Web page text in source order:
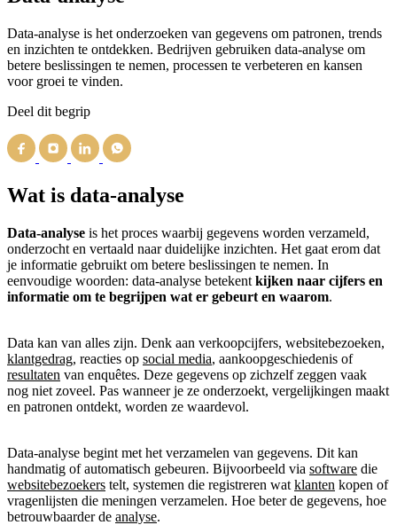
Data-analyse is het onderzoeken van gegevens om patronen, trends
en inzichten te ontdekken. Bedrijven gebruiken data-analyse om
betere beslissingen te nemen, processen te verbeteren en kansen
voor groei te vinden.
Deel dit begrip
Wat is data-analyse
Data-analyse is het proces waarbij gegevens worden verzameld,
onderzocht en vertaald naar duidelijke inzichten. Het gaat erom dat
je informatie gebruikt om betere beslissingen te nemen. In
eenvoudige woorden: data-analyse betekent kijken naar cijfers en
informatie om te begrijpen wat er gebeurt en waarom.
Data kan van alles zijn. Denk aan verkoopcijfers, websitebezoeken,
klantgedrag, reacties op social media, aankoopgeschiedenis of
resultaten van enquêtes. Deze gegevens op zichzelf zeggen vaak
nog niet zoveel. Pas wanneer je ze onderzoekt, vergelijkingen maakt
en patronen ontdekt, worden ze waardevol.
Data-analyse begint met het verzamelen van gegevens. Dit kan
handmatig of automatisch gebeuren. Bijvoorbeeld via software die
websitebezoekers telt, systemen die registreren wat klanten kopen of
vragenlijsten die meningen verzamelen. Hoe beter de gegevens, hoe
betrouwbaarder de analyse.